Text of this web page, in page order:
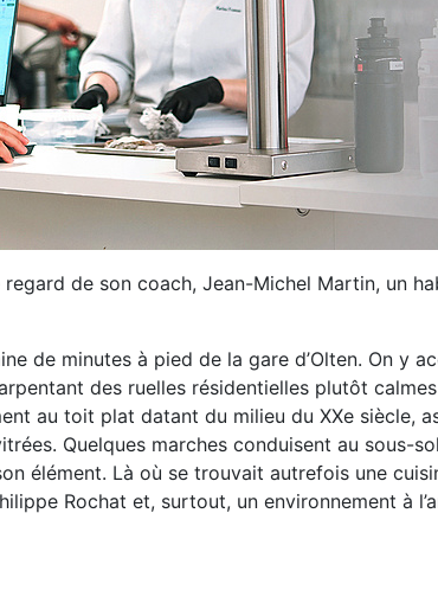
de son coach, Jean-Michel Martin, un
de minutes à pied de la gare d’Olten. On y
des ruelles résidentielles plutôt
au toit plat datant du milieu du XXe siècle,
Quelques marches conduisent au sous-
élément. Là où se trouvait autrefois une
Rochat et, surtout, un environnement à